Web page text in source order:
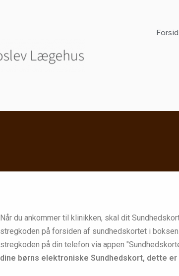
Når du ankommer til klinikken, skal dit
stregkoden på forsiden af sundhedskortet i
stregkoden på din telefon via appen
dine børns elektroniske Sundhedskort, dette